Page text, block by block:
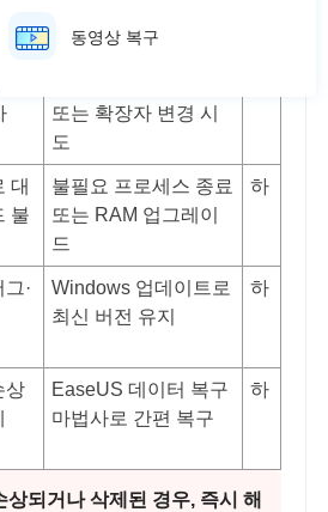
제
또는 확장자 변경 시
도
대
불
불필요 프로세스 종료
또는 RAM 업그레이
드
하
·
Windows 업데이트로
최신 버전 유지
하
상
EaseUS 데이터 복구
마법사로 간편 복구
하
상되거나 삭제된 경우, 즉시 해
동영상 복구